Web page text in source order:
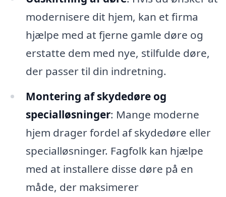
modernisere dit hjem, kan et firma
hjælpe med at fjerne gamle døre og
erstatte dem med nye, stilfulde døre,
der passer til din indretning.
Montering af skydedøre og
specialløsninger: Mange moderne
hjem drager fordel af skydedøre eller
specialløsninger. Fagfolk kan hjælpe
med at installere disse døre på en
måde, der maksimerer